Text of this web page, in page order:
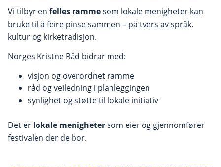
Vi tilbyr en felles rammesom lokale menigheter kan
bruke til å feire pinse sammen – på tvers av språk,
kultur og kirketradisjon.
Norges Kristne Råd bidrar med:
visjon og overordnet ramme
råd og veiledning i planleggingen
synlighet og støtte til lokale initiativ
Det er lokale menighetersom eier og gjennomfører
festivalen der de bor.